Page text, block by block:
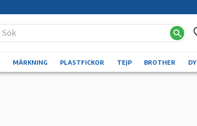
MÄRKNING PLASTFICKOR TEJP BROTHER